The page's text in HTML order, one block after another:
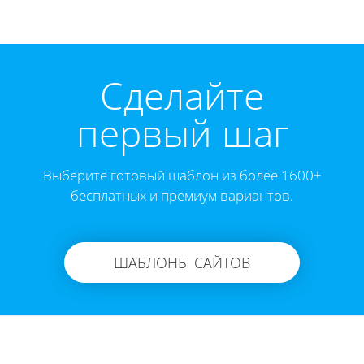
Cделайте
первый шаг
Выберите готовый шаблон из более 1600+
бесплатных и премиум вариантов.
ШАБЛОНЫ САЙТОВ